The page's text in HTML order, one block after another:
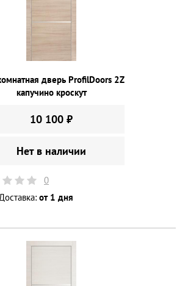
дверь ProfilDoors 2Z
капучино кроскут
10 100 ₽
Нет в наличии
0
от 1 дня